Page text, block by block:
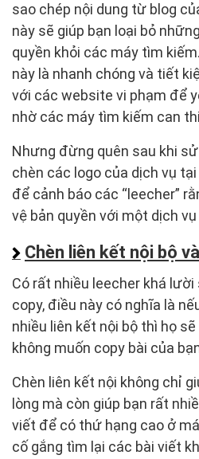
sao chép nội dung từ blog
này sẽ giúp bạn loại bỏ
quyền khỏi các máy tìm
này là nhanh chóng và tiết
với các website vi phạm để
nhờ các máy tìm kiếm can
Nhưng đừng quên sau khi
chèn các logo của dịch vụ
để cảnh báo các “leecher”
vệ bản quyền với một dịch
Chèn liên kết nội bộ
Có rất nhiều leecher khá
copy, điều này có nghĩa là
nhiều liên kết nội bộ thì họ
không muốn copy bài của
Chèn liên kết nội không chỉ
lòng mà còn giúp bạn rất
viết để có thứ hạng cao ở
cố gắng tìm lại các bài viết